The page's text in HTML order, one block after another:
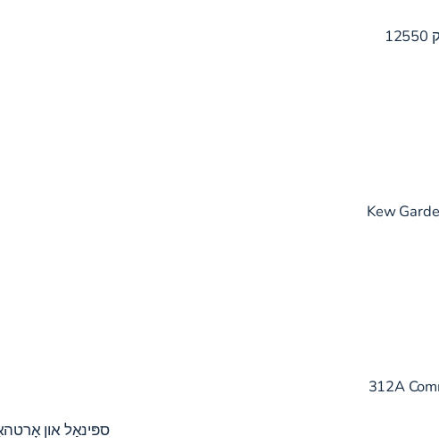
312A
ספּינאַל און